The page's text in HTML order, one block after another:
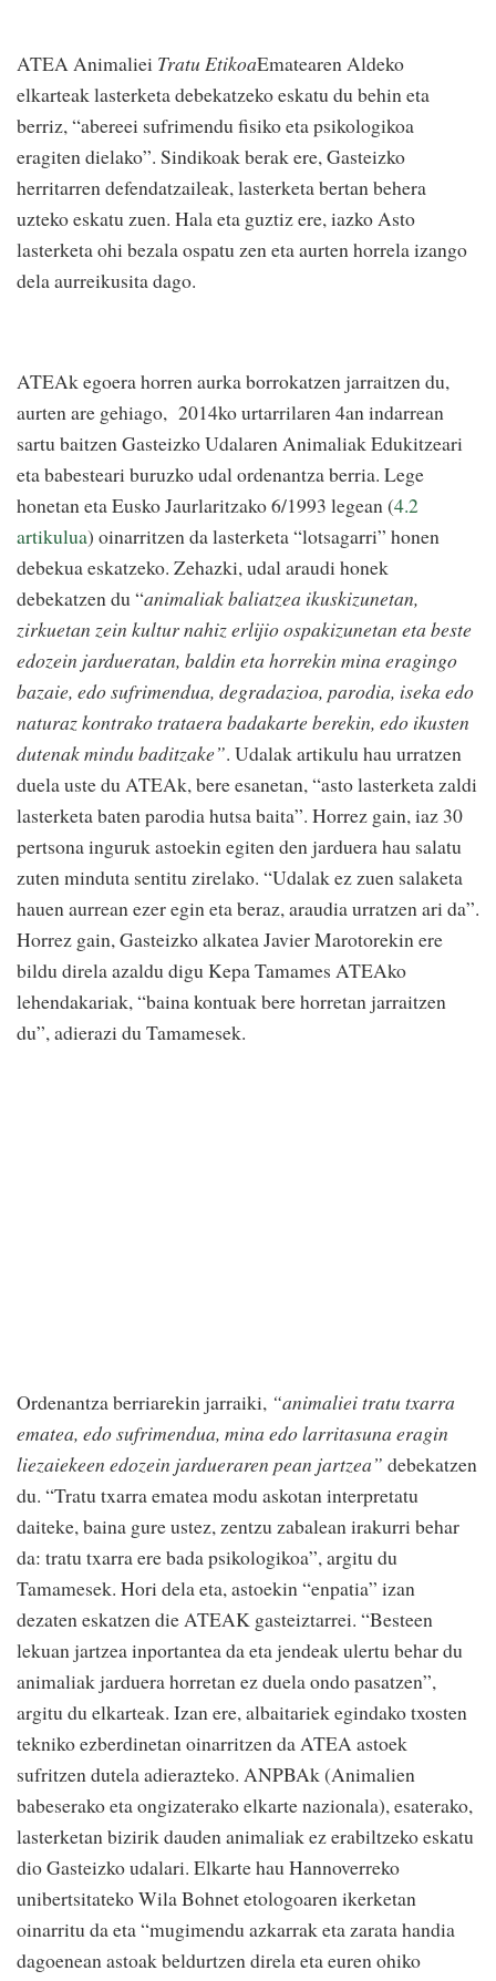
ATEA Animaliei Tratu EtikoaEmatearen Aldeko
elkarteak lasterketa debekatzeko eskatu du behin eta
berriz, “abereei sufrimendu fisiko eta psikologikoa
eragiten dielako”. Sindikoak berak ere, Gasteizko
herritarren defendatzaileak, lasterketa bertan behera
uzteko eskatu zuen. Hala eta guztiz ere, iazko Asto
lasterketa ohi bezala ospatu zen eta aurten horrela izango
dela aurreikusita dago.
ATEAk egoera horren aurka borrokatzen jarraitzen du,
aurten are gehiago, 2014ko urtarrilaren 4an indarrean
sartu baitzen Gasteizko Udalaren Animaliak Edukitzeari
eta babesteari buruzko udal ordenantza berria. Lege
honetan eta Eusko Jaurlaritzako 6/1993 legean (4.2
artikulua) oinarritzen da lasterketa “lotsagarri” honen
debekua eskatzeko. Zehazki, udal araudi honek
debekatzen du “animaliak baliatzea ikuskizunetan,
zirkuetan zein kultur nahiz erlijio ospakizunetan eta beste
edozein jardueratan, baldin eta horrekin mina eragingo
bazaie, edo sufrimendua, degradazioa, parodia, iseka edo
naturaz kontrako trataera badakarte berekin, edo ikusten
dutenak mindu baditzake”. Udalak artikulu hau urratzen
duela uste du ATEAk, bere esanetan, “asto lasterketa zaldi
lasterketa baten parodia hutsa baita”. Horrez gain, iaz 30
pertsona inguruk astoekin egiten den jarduera hau salatu
zuten minduta sentitu zirelako. “Udalak ez zuen salaketa
hauen aurrean ezer egin eta beraz, araudia urratzen ari da”.
Horrez gain, Gasteizko alkatea Javier Marotorekin ere
bildu direla azaldu digu Kepa Tamames ATEAko
lehendakariak, “baina kontuak bere horretan jarraitzen
du”, adierazi du Tamamesek.
Ordenantza berriarekin jarraiki, “animaliei tratu txarra
ematea, edo sufrimendua, mina edo larritasuna eragin
liezaiekeen edozein jardueraren pean jartzea” debekatzen
du. “Tratu txarra ematea modu askotan interpretatu
daiteke, baina gure ustez, zentzu zabalean irakurri behar
da: tratu txarra ere bada psikologikoa”, argitu du
Tamamesek. Hori dela eta, astoekin “enpatia” izan
dezaten eskatzen die ATEAK gasteiztarrei. “Besteen
lekuan jartzea inportantea da eta jendeak ulertu behar du
animaliak jarduera horretan ez duela ondo pasatzen”,
argitu du elkarteak. Izan ere, albaitariek egindako txosten
tekniko ezberdinetan oinarritzen da ATEA astoek
sufritzen dutela adierazteko. ANPBAk (Animalien
babeserako eta ongizaterako elkarte nazionala), esaterako,
lasterketan bizirik dauden animaliak ez erabiltzeko eskatu
dio Gasteizko udalari. Elkarte hau Hannoverreko
unibertsitateko Wila Bohnet etologoaren ikerketan
oinarritu da eta “mugimendu azkarrak eta zarata handia
dagoenean astoak beldurtzen direla eta euren ohiko